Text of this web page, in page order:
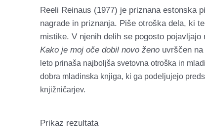
Reeli Reinaus (1977) je priznana estonska
nagrade in priznanja. Piše otroška dela, ki
mistike. V njenih delih se pogosto
Kako je moj oče dobil novo ženouvrščen na
leto prinaša najboljša svetovna otroška in
dobra mladinska knjiga, ki ga podeljujejo
knjižničarjev.
Prikaz rezultata